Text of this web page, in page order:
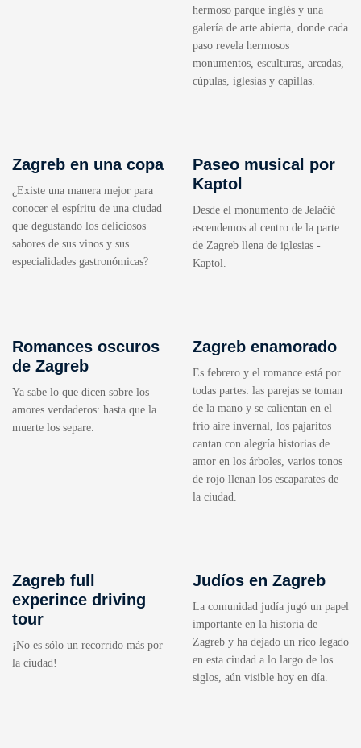
hermoso parque inglés y una
galería de arte abierta, donde cada
paso revela hermosos
monumentos, esculturas, arcadas,
cúpulas, iglesias y capillas.
Zagreb en una copa
¿Existe una manera mejor para
conocer el espíritu de una ciudad
que degustando los deliciosos
sabores de sus vinos y sus
especialidades gastronómicas?
Paseo musical por
Kaptol
Desde el monumento de Jelačić
ascendemos al centro de la parte
de Zagreb llena de iglesias -
Kaptol.
Romances oscuros
de Zagreb
Ya sabe lo que dicen sobre los
amores verdaderos: hasta que la
muerte los separe.
Zagreb enamorado
Es febrero y el romance está por
todas partes: las parejas se toman
de la mano y se calientan en el
frío aire invernal, los pajaritos
cantan con alegría historias de
amor en los árboles, varios tonos
de rojo llenan los escaparates de
la ciudad.
Zagreb full
experince driving
tour
¡No es sólo un recorrido más por
la ciudad!
Judíos en Zagreb
La comunidad judía jugó un papel
importante en la historia de
Zagreb y ha dejado un rico legado
en esta ciudad a lo largo de los
siglos, aún visible hoy en día.